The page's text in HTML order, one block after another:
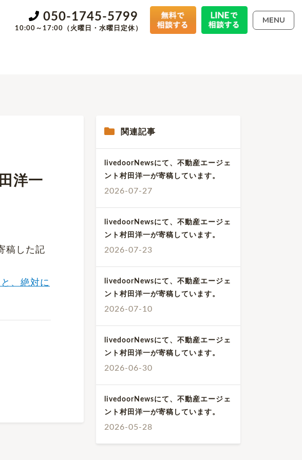
050-1745-5799
10:00～17:00（火曜日・水曜日定休）
MENU
洋一
稿した記
、絶対に
関連記事
livedoorNewsにて、不動産エージェ
ント村田洋一が寄稿しています。
2026-07-27
livedoorNewsにて、不動産エージェ
ント村田洋一が寄稿しています。
2026-07-23
livedoorNewsにて、不動産エージェ
ント村田洋一が寄稿しています。
2026-07-10
livedoorNewsにて、不動産エージェ
ント村田洋一が寄稿しています。
2026-06-30
livedoorNewsにて、不動産エージェ
ント村田洋一が寄稿しています。
2026-05-28